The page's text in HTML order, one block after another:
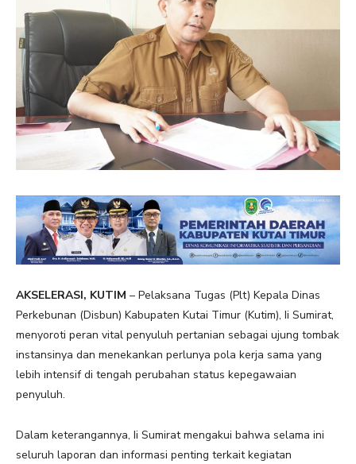
AKSELERASI, KUTIM – Pelaksana Tugas (Plt) Kepala Dinas
Perkebunan (Disbun) Kabupaten Kutai Timur (Kutim), Ii Sumirat,
menyoroti peran vital penyuluh pertanian sebagai ujung tombak
instansinya dan menekankan perlunya pola kerja sama yang
lebih intensif di tengah perubahan status kepegawaian
penyuluh.
Dalam keterangannya, Ii Sumirat mengakui bahwa selama ini
seluruh laporan dan informasi penting terkait kegiatan